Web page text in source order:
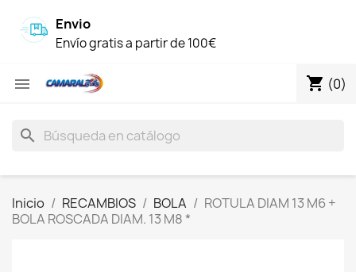
Envio
Envío gratis a partir de 100€
 shopping_cart (0)
search
Inicio RECAMBIOS BOLA
ROTULA DIAM 13 M6 +
BOLA ROSCADA DIAM. 13 M8 *